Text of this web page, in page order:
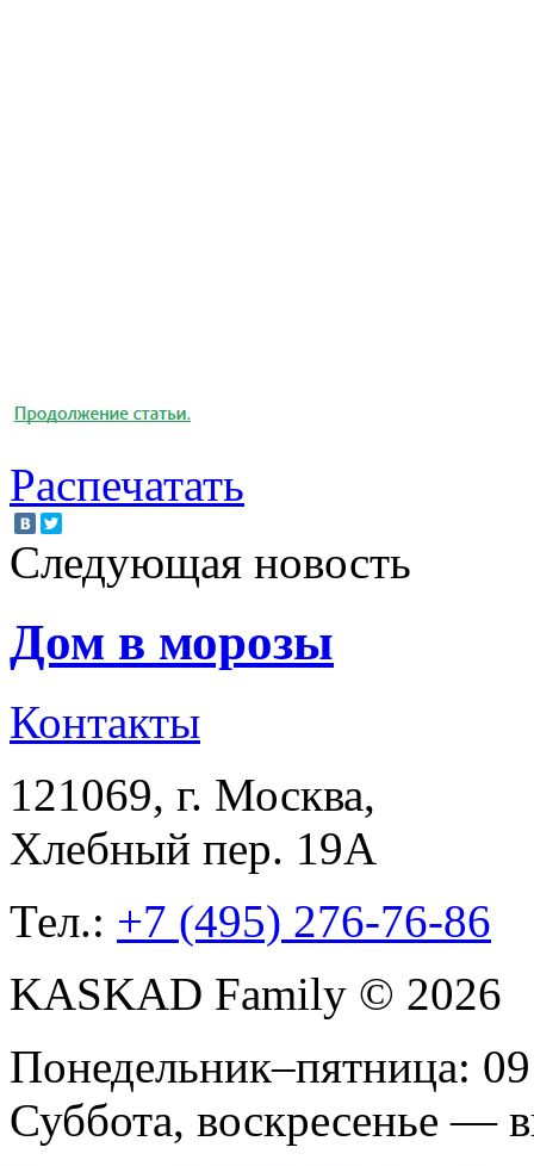
Распечатать
Следующая новость
Дом в морозы
Контакты
121069, г. Москва,
Хлебный пер. 19А
Тел.: +7 (495) 276-76-86
KASKAD Family © 2026
Понедельник–пятница:
Суббота, воскресенье —